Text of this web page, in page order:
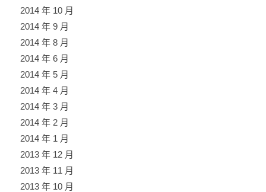
2014 年 10 月
2014 年 9 月
2014 年 8 月
2014 年 6 月
2014 年 5 月
2014 年 4 月
2014 年 3 月
2014 年 2 月
2014 年 1 月
2013 年 12 月
2013 年 11 月
2013 年 10 月